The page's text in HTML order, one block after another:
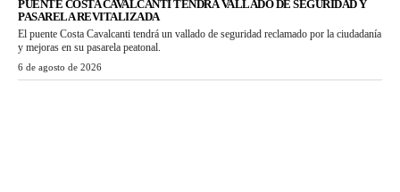
PUENTE COSTA CAVALCANTI TENDRÁ VALLADO DE SEGURIDAD Y
PASARELA REVITALIZADA
El puente Costa Cavalcanti tendrá un vallado de seguridad reclamado por la ciudadanía
y mejoras en su pasarela peatonal.
6 de agosto de 2026